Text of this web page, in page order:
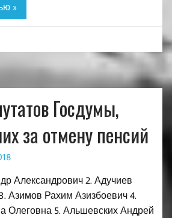
»
Госдумы,
за отмену пенсий
Александрович 2. Адучиев
Азимов Рахим Азизбоевич 4.
Олеговна 5. Альшевских Андрей